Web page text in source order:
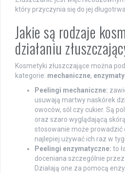
który przyczynia się do jej
Jakie są rodzaje
działaniu
Kosmetyki złuszczające można
kategorie: mechaniczne,
Peelingi mechaniczne:
usuwają martwy naskórek
owoców, sól czy cukier. Są
oraz szaro wyglądającą
stosowanie może prowadzić
najlepiej używać ich raz w
Peelingi enzymatyczne: to
doceniana szczególnie
Działają one za pomocą